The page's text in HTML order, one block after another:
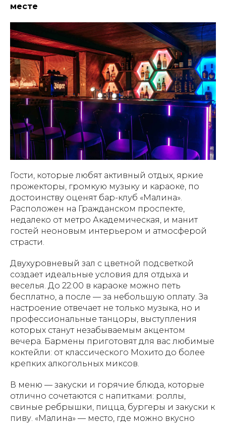
месте
Гости, которые любят активный отдых, яркие
прожекторы, громкую музыку и караоке, по
достоинству оценят бар-клуб «Малина».
Расположен на Гражданском проспекте,
недалеко от метро Академическая, и манит
гостей неоновым интерьером и атмосферой
страсти.
Двухуровневый зал с цветной подсветкой
создает идеальные условия для отдыха и
веселья. До 22:00 в караоке можно петь
бесплатно, а после — за небольшую оплату. За
настроение отвечает не только музыка, но и
профессиональные танцоры, выступления
которых станут незабываемым акцентом
вечера. Бармены приготовят для вас любимые
коктейли: от классического Мохито до более
крепких алкогольных миксов.
В меню — закуски и горячие блюда, которые
отлично сочетаются с напитками: роллы,
свиные ребрышки, пицца, бургеры и закуски к
пиву. «Малина» — место, где можно вкусно